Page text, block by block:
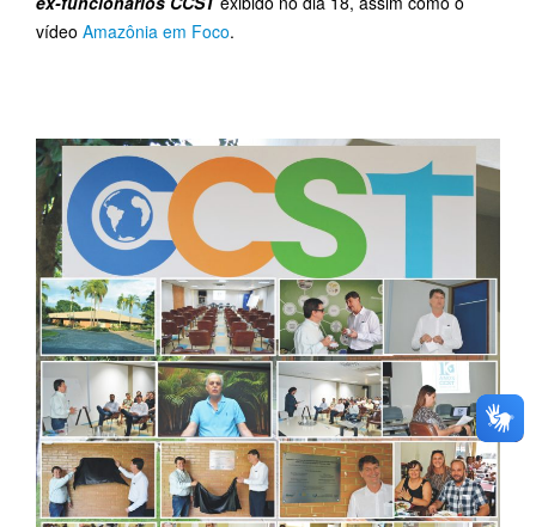
vídeo Amazônia em Foco.